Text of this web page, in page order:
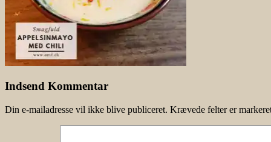
Indsend Kommentar
Din e-mailadresse vil ikke blive publiceret. Krævede felter er